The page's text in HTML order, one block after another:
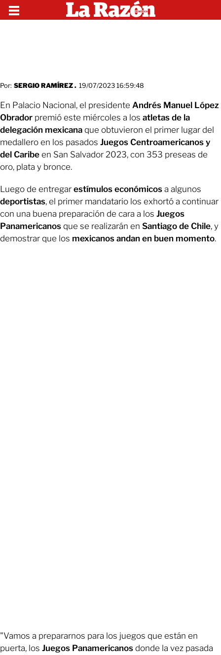
Por: SERGIO RAMÍREZ . 19/07/2023 16:59:48
En Palacio Nacional, el presidente Andrés Manuel López
Obrador premió este miércoles a los atletas de la
delegación mexicana que obtuvieron el primer lugar del
medallero en los pasados Juegos Centroamericanos y
del Caribe en San Salvador 2023, con 353 preseas de
oro, plata y bronce.
Luego de entregar estímulos económicos a algunos
deportistas, el primer mandatario los exhortó a continuar
con una buena preparación de cara a los Juegos
Panamericanos que se realizarán en Santiago de Chile, y
demostrar que los mexicanos andan en buen momento.
"Vamos a prepararnos para los juegos que están en
puerta, los Juegos Panamericanos donde la vez pasada